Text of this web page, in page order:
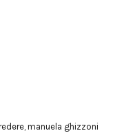
, manuela ghizzoni